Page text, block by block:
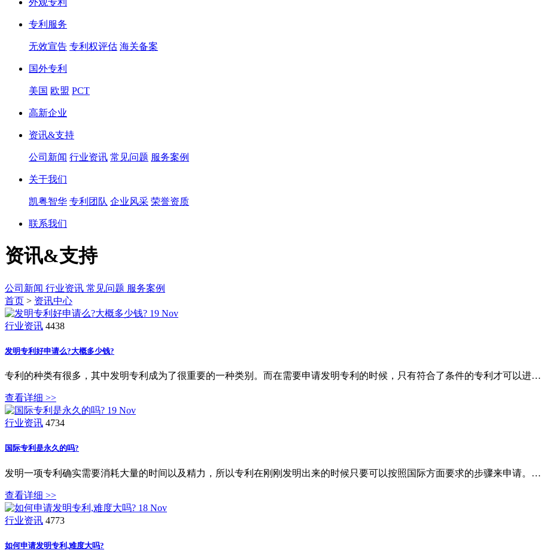
外观专利
专利服务
无效宣告 专利权评估 海关备案
国外专利
美国 欧盟 PCT
高新企业
资讯&支持
公司新闻 行业资讯 常见问题 服务案例
关于我们
凯粤智华 专利团队 企业风采 荣誉资质
联系我们
资讯&支持
公司新闻 行业资讯 常见问题 服务案例
首页 > 资讯中心
19 Nov
行业资讯 4438
发明专利好申请么?大概多少钱?
专利的种类有很多，其中发明专利成为了很重要的一种类别。而在需要申请发明专利的时候，只有符合了条件的专利才可以进…
查看详细 >>
19 Nov
行业资讯 4734
国际专利是永久的吗?
发明一项专利确实需要消耗大量的时间以及精力，所以专利在刚刚发明出来的时候只要可以按照国际方面要求的步骤来申请。…
查看详细 >>
18 Nov
行业资讯 4773
如何申请发明专利,难度大吗?